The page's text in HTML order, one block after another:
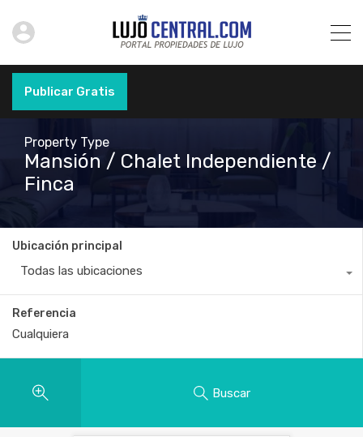
Publicar Gratis
Property Type
Mansión / Chalet Independiente /
Finca
Ubicación principal
Todas las ubicaciones
Referencia
Buscar